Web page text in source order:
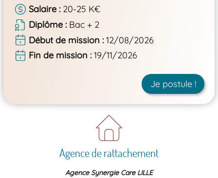
Salaire
20-25 K€
Diplôme
Bac + 2
Début de mission
12/08/2026
Fin de mission
19/11/2026
Je postule !
Agence de rattachement
Agence Synergie Care LILLE